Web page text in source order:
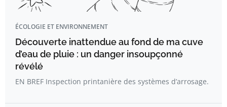
ÉCOLOGIE ET ENVIRONNEMENT
Découverte inattendue au fond de ma cuve
d’eau de pluie : un danger insoupçonné
révélé
EN BREF Inspection printanière des systèmes d’arrosage.